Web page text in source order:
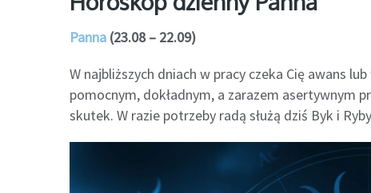
Panna (23.08 – 22.09)
W najbliższych dniach w pracy czeka Cię awans
pomocnym, dokładnym, a zarazem asertywnym
skutek. W razie potrzeby radą służą dziś Byk i